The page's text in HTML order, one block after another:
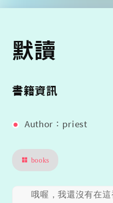
默讀
書籍資訊
Author：priest
books
哦喔，我還沒有在